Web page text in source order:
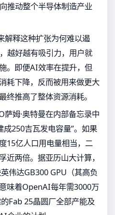
推动整个半导体制造产业
解释这种扩张为何难以遏
越好越有吸引力，用户就
。即便AI效率在提升，但
耗下降，反而被用来做更大
终推高了整体资源消耗。
姆·奥特曼在内部备忘录中
250吉瓦发电容量”。如果
15亿人口用电量相当，二
近两倍。据亚历山大计算，
伟达GB300 GPU（其高负
味着OpenAI每年需3000万
Fab 25晶圆厂全部产能及